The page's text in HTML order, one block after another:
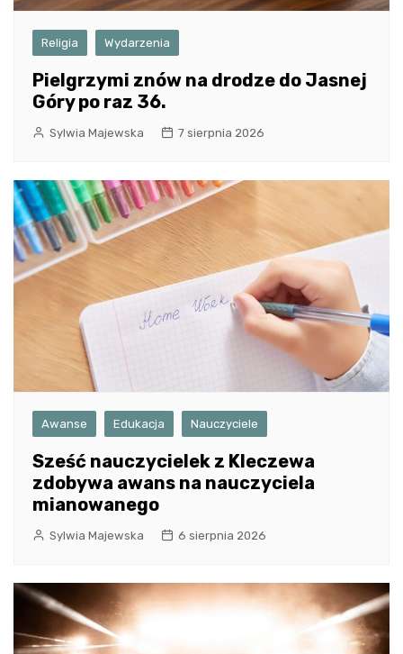
Religia Wydarzenia
Pielgrzymi znów na drodze do Jasnej
Góry po raz 36.
Sylwia Majewska 7 sierpnia 2026
Awanse Edukacja Nauczyciele
Sześć nauczycielek z Kleczewa
zdobywa awans na nauczyciela
mianowanego
Sylwia Majewska 6 sierpnia 2026